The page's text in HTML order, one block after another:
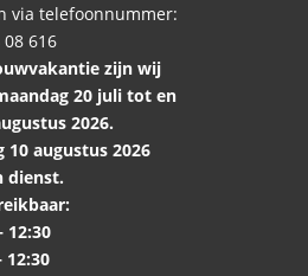
via telefoonnummer:
08 616
zijn wij
20 juli tot en
2026.
10 augustus 2026
dienst.